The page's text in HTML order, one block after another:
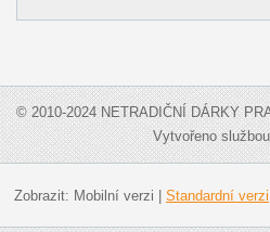
© 2010-2024 NETRADIČNÍ DÁRKY
Vytvořeno
Zobrazit: Mobilní verzi Standardní verzi